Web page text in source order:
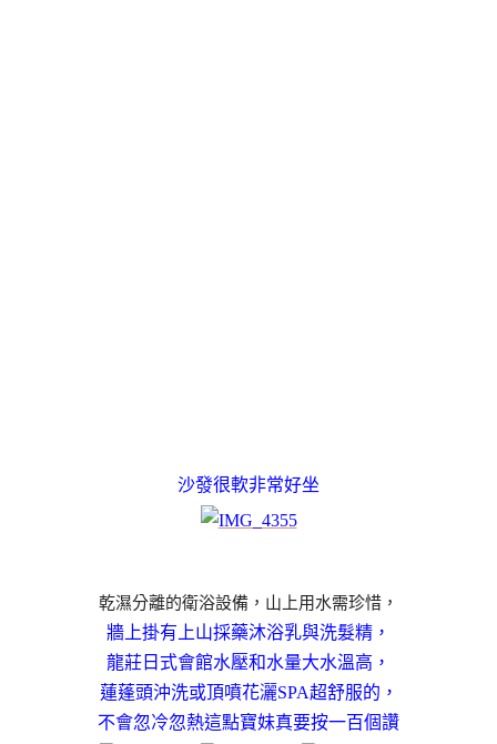
沙發很軟非常好坐
乾濕分離的衛浴設備，山上用水需珍惜，
牆上掛有上山採藥沐浴乳與洗髮精，
龍莊日式會館水壓和水量大水溫高，
蓮蓬頭沖洗或頂噴花灑SPA超舒服的，
不會忽冷忽熱這點寶妹真要按一百個讚